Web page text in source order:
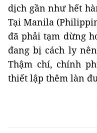
dịch gần như hết
Tại Manila
đã phải tạm dừng
đang bị cách ly
Thậm chí, chính
thiết lập thêm làn